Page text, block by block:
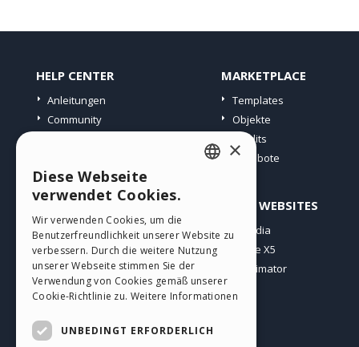
HELP CENTER
Anleitungen
Community
MARKETPLACE
Templates
Objekte
Credits
Angebote
PROFIL
Meine Beiträge
Meine Lizenz
Download
Webhosting
ANDERE WEBSITES
Incomedia
WebSite X5
WebAnimator
GERMAN
SPANISH
PORTUGUESE
×
Diese Webseite
verwendet Cookies.
Wir verwenden Cookies, um die
Benutzerfreundlichkeit unserer Website zu
verbessern. Durch die weitere Nutzung
unserer Webseite stimmen Sie der
Verwendung von Cookies gemäß unserer
Cookie-Richtlinie zu. Weitere Informationen
UNBEDINGT ERFORDERLICH